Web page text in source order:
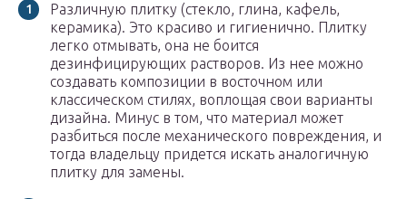
Различную плитку (стекло, глина, кафель,
керамика). Это красиво и гигиенично. Плитку
легко отмывать, она не боится
дезинфицирующих растворов. Из нее можно
создавать композиции в восточном или
классическом стилях, воплощая свои варианты
дизайна. Минус в том, что материал может
разбиться после механического повреждения, и
тогда владельцу придется искать аналогичную
плитку для замены.